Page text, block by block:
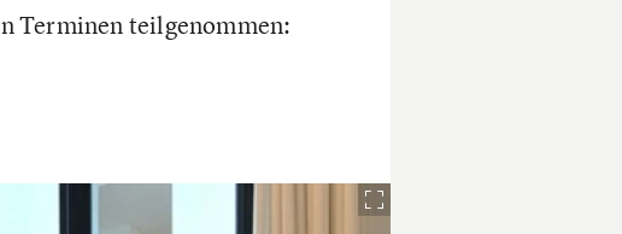
Terminen teilgenommen: